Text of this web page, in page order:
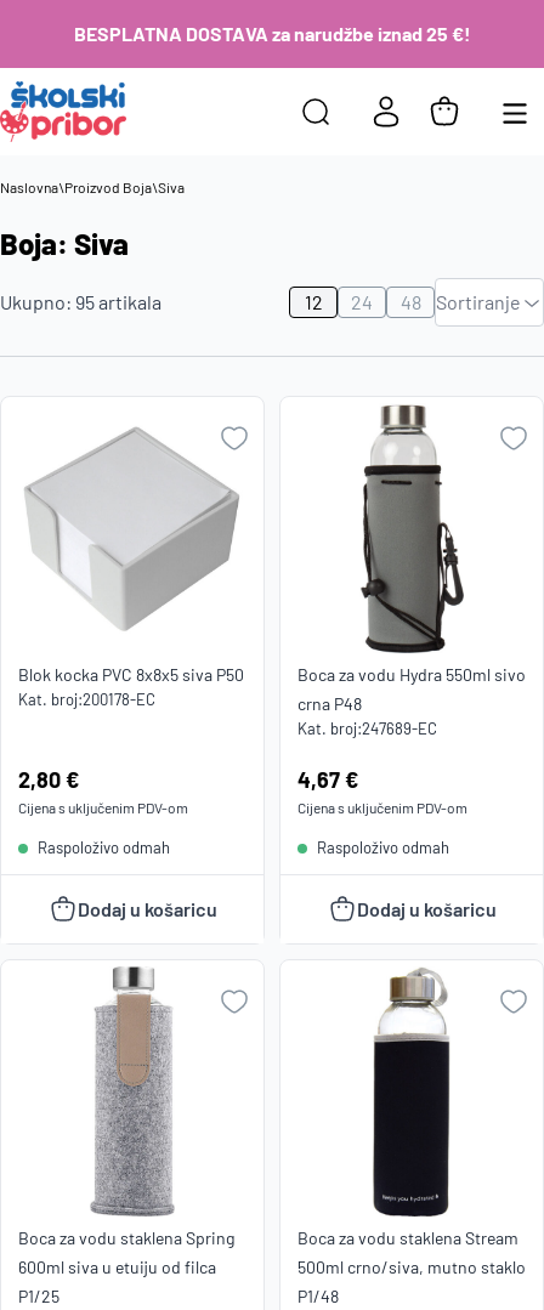
BESPLATNA DOSTAVA za narudžbe iznad 25 €!
Naslovna\Proizvod Boja\Siva
Boja: Siva
Ukupno: 95artikala 12 24 48 Sortiranje
Najviša
cijena
cijena
Naziv A-
Blok kocka PVC 8x8x5 siva P50
Kat. broj:200178-EC
Cijena:
2,80 €
Cijena s uključenim PDV-om
Raspoloživo odmah
Dodaj u košaricu
Boca za vodu Hydra 550ml sivo
crna P48
Kat. broj:247689-EC
Cijena:
4,67 €
Cijena s uključenim PDV-om
Raspoloživo odmah
Dodaj u košaricu
Boca za vodu staklena Spring
600ml siva u etuiju od filca
P1/25
Boca za vodu staklena Stream
500ml crno/siva, mutno staklo
P1/48